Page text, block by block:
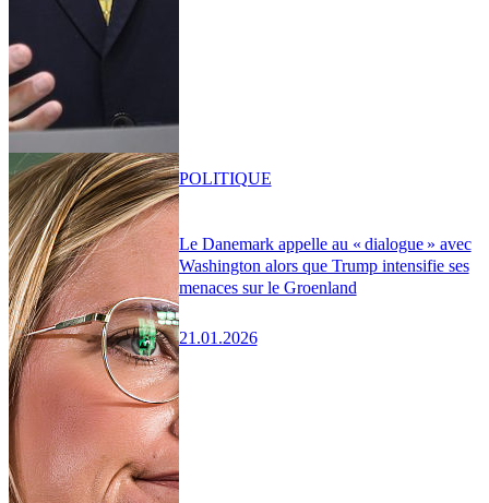
Le Danemark appelle au « dialogue » avec
Washington alors que Trump intensifie ses
menaces sur le Groenland
21.01.2026
POLITIQUE